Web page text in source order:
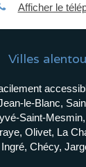
Afficher le
Villes
le-Blanc,
Saint-
Olivet, La
Ingré, Chécy,